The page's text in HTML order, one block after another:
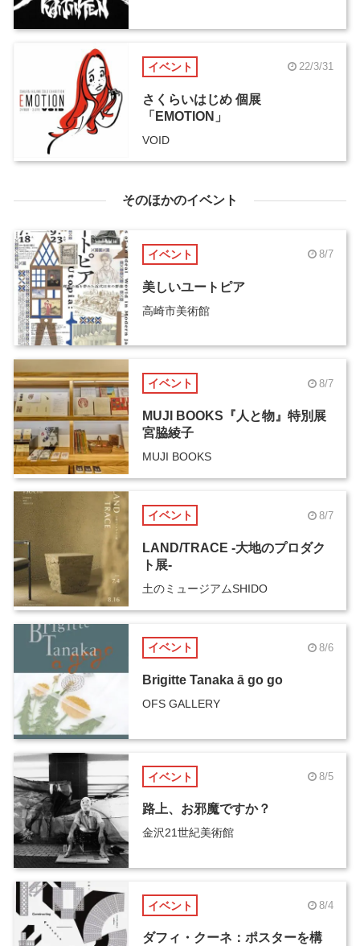
イベント 22/3/31
さくらいはじめ 個展
「EMOTION」
VOID
そのほかのイベント
イベント 8/7
美しいユートピア
高崎市美術館
イベント 8/7
MUJI BOOKS『人と物』特別展
宮脇綾子
MUJI BOOKS
イベント 8/7
LAND/TRACE -大地のプロダク
ト展-
土のミュージアムSHIDO
イベント 8/6
Brigitte Tanaka ā go go
OFS GALLERY
イベント 8/5
路上、お邪魔ですか？
金沢21世紀美術館
イベント 8/4
ダフィ・クーネ：ポスターを構